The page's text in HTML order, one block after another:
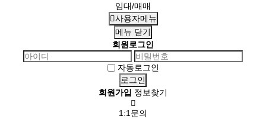
임대/매매
사용자메뉴
메뉴 닫기
회원로그인
자동로그인
회원가입 정보찾기
1:1문의